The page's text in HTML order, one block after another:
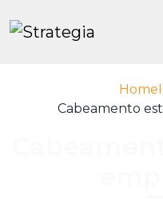
Home
Cabeamento